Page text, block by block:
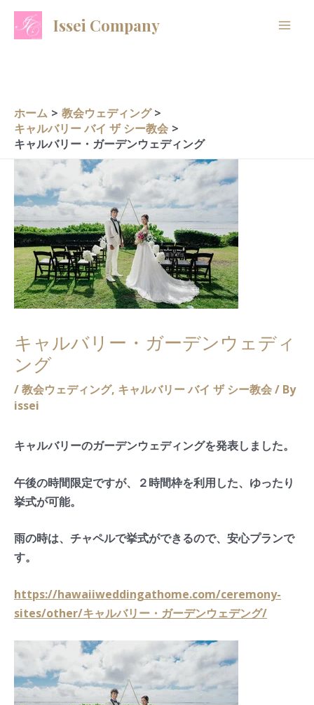
Issei Company
ホーム
教会ウェディング
キャルバリー バイ ザ シー教会
キャルバリー・ガーデンウェディング
キャルバリー・ガーデンウェディ
ング
/教会ウェディング, キャルバリー バイ ザ シー教会/ By
issei
キャルバリーのガーデンウェディングを発表しました。
午後の時間限定ですが、２時間枠を利用した、ゆったり
挙式が可能。
雨の時は、チャペルで挙式ができるので、安心プランで
す。
https://hawaiiweddingathome.com/ceremony-
sites/other/キャルバリー・ガーデンウェデング/
A
r
v
e
C
a
o
r
e